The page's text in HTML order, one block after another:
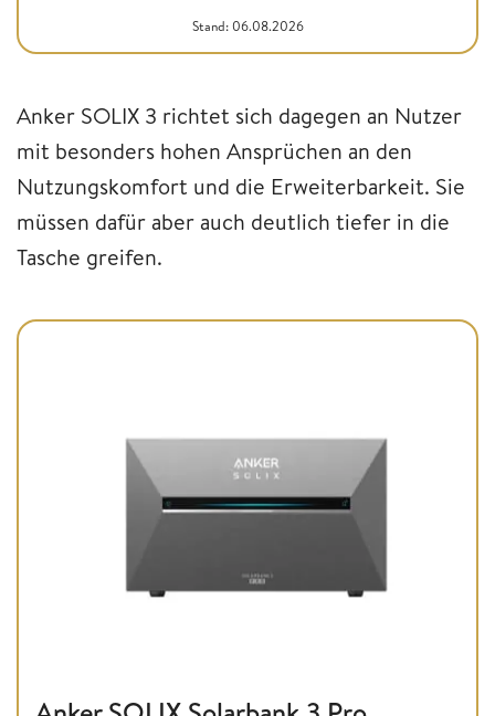
Stand: 06.08.2026
Anker SOLIX 3 richtet sich dagegen an Nutzer
mit besonders hohen Ansprüchen an den
Nutzungskomfort und die Erweiterbarkeit. Sie
müssen dafür aber auch deutlich tiefer in die
Tasche greifen.